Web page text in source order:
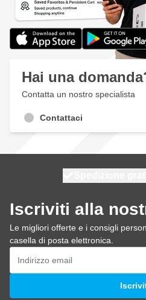
Hai una
Contatta un nostro specialista
Contattaci
Iscriviti alla
Le migliori offerte e i consigli
casella di posta elettronica.
Indirizzo email